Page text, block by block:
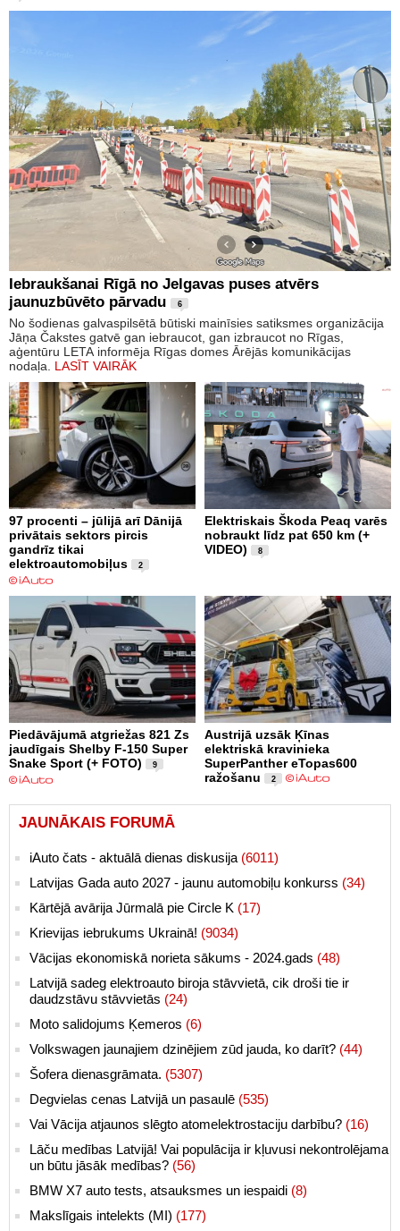
Iebraukšanai Rīgā no Jelgavas puses atvērs
jaunuzbūvēto pārvadu
6
No šodienas galvaspilsētā būtiski mainīsies satiksmes organizācija
Jāņa Čakstes gatvē gan iebraucot, gan izbraucot no Rīgas,
aģentūru LETA informēja Rīgas domes Ārējās komunikācijas
nodaļa. LASĪT VAIRĀK
97 procenti – jūlijā arī Dānijā
privātais sektors pircis
gandrīz tikai
elektroautomobiļus
2
Elektriskais Škoda Peaq varēs
nobraukt līdz pat 650 km (+
VIDEO)
8
Piedāvājumā atgriežas 821 Zs
jaudīgais Shelby F-150 Super
Snake Sport (+ FOTO)
9
Austrijā uzsāk Ķīnas
elektriskā kravinieka
SuperPanther eTopas600
ražošanu
2
JAUNĀKAIS FORUMĀ
iAuto čats - aktuālā dienas diskusija (6011)
Latvijas Gada auto 2027 - jaunu automobiļu konkurss (34)
Kārtējā avārija Jūrmalā pie Circle K (17)
Krievijas iebrukums Ukrainā! (9034)
Vācijas ekonomiskā norieta sākums - 2024.gads (48)
Latvijā sadeg elektroauto biroja stāvvietā, cik droši tie ir
daudzstāvu stāvvietās (24)
Moto salidojums Ķemeros (6)
Volkswagen jaunajiem dzinējiem zūd jauda, ko darīt? (44)
Šofera dienasgrāmata. (5307)
Degvielas cenas Latvijā un pasaulē (535)
Vai Vācija atjaunos slēgto atomelektrostaciju darbību? (16)
Lāču medības Latvijā! Vai populācija ir kļuvusi nekontrolējama
un būtu jāsāk medības? (56)
BMW X7 auto tests, atsauksmes un iespaidi (8)
Makslīgais intelekts (MI) (177)